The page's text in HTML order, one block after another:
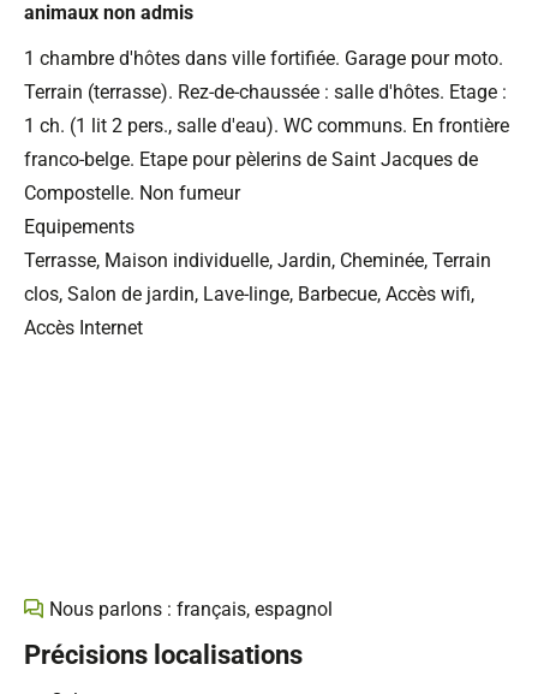
animaux non admis
1 chambre d'hôtes dans ville fortifiée. Garage pour moto.
Terrain (terrasse). Rez-de-chaussée : salle d'hôtes. Etage :
1 ch. (1 lit 2 pers., salle d'eau). WC communs. En frontière
franco-belge. Etape pour pèlerins de Saint Jacques de
Compostelle. Non fumeur
Equipements
Terrasse, Maison individuelle, Jardin, Cheminée, Terrain
clos, Salon de jardin, Lave-linge, Barbecue, Accès wifi,
Accès Internet
Nous parlons : français, espagnol
Précisions localisations